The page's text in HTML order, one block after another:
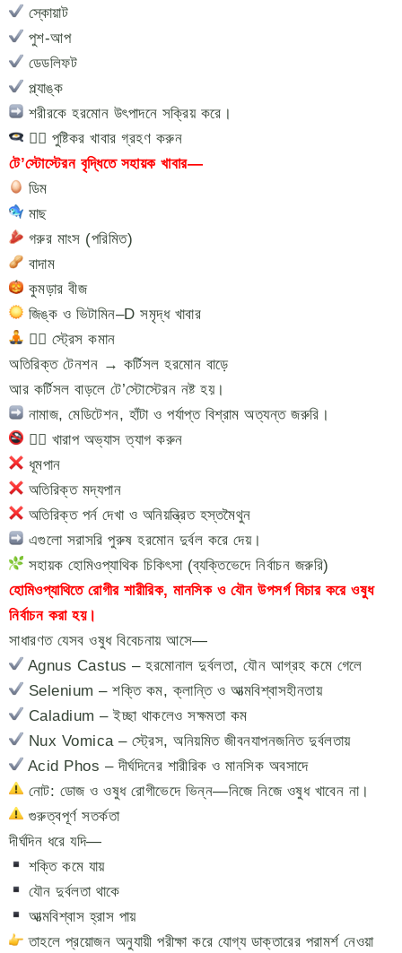
স্কোয়াট
পুশ-আপ
ডেডলিফট
প্ল্যাঙ্ক
শরীরকে হরমোন উৎপাদনে সক্রিয় করে।
৩️⃣ পুষ্টিকর খাবার গ্রহণ করুন
টে’স্টোস্টেরন বৃদ্ধিতে সহায়ক খাবার—
ডিম
মাছ
গরুর মাংস (পরিমিত)
বাদাম
কুমড়ার বীজ
জিঙ্ক ও ভিটামিন–D সমৃদ্ধ খাবার
৪️⃣ স্ট্রেস কমান
অতিরিক্ত টেনশন → কর্টিসল হরমোন বাড়ে
আর কর্টিসল বাড়লে টে’স্টোস্টেরন নষ্ট হয়।
নামাজ, মেডিটেশন, হাঁটা ও পর্যাপ্ত বিশ্রাম অত্যন্ত জরুরি।
৫️⃣ খারাপ অভ্যাস ত্যাগ করুন
ধূমপান
অতিরিক্ত মদ্যপান
অতিরিক্ত পর্ন দেখা ও অনিয়ন্ত্রিত হস্তমৈথুন
এগুলো সরাসরি পুরুষ হরমোন দুর্বল করে দেয়।
সহায়ক হোমিওপ্যাথিক চিকিৎসা (ব্যক্তিভেদে নির্বাচন জরুরি)
হোমিওপ্যাথিতে রোগীর শারীরিক, মানসিক ও যৌন উপসর্গ বিচার করে ওষুধ
নির্বাচন করা হয়।
সাধারণত যেসব ওষুধ বিবেচনায় আসে—
Agnus Castus – হরমোনাল দুর্বলতা, যৌন আগ্রহ কমে গেলে
Selenium – শক্তি কম, ক্লান্তি ও আত্মবিশ্বাসহীনতায়
Caladium – ইচ্ছা থাকলেও সক্ষমতা কম
Nux Vomica – স্ট্রেস, অনিয়মিত জীবনযাপনজনিত দুর্বলতায়
Acid Phos – দীর্ঘদিনের শারীরিক ও মানসিক অবসাদে
নোট: ডোজ ও ওষুধ রোগীভেদে ভিন্ন—নিজে নিজে ওষুধ খাবেন না।
গুরুত্বপূর্ণ সতর্কতা
দীর্ঘদিন ধরে যদি—
শক্তি কমে যায়
যৌন দুর্বলতা থাকে
আত্মবিশ্বাস হ্রাস পায়
তাহলে প্রয়োজন অনুযায়ী পরীক্ষা করে যোগ্য ডাক্তারের পরামর্শ নেওয়া